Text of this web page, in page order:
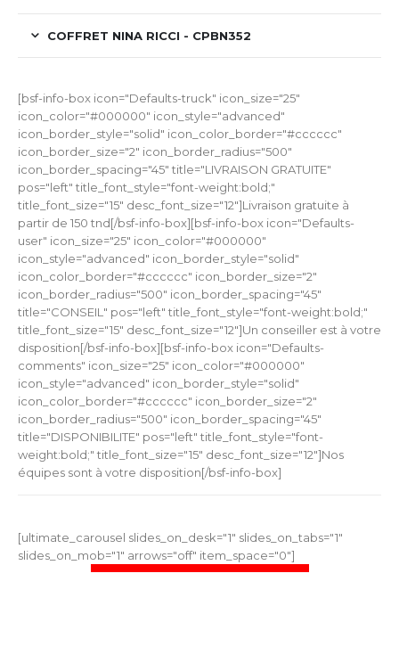
COFFRET NINA RICCI - CPBN352
[bsf-info-box icon="Defaults-truck" icon_size="25"
icon_color="#000000" icon_style="advanced"
icon_border_style="solid" icon_color_border="#cccccc"
icon_border_size="2" icon_border_radius="500"
icon_border_spacing="45" title="LIVRAISON GRATUITE"
pos="left" title_font_style="font-weight:bold;"
title_font_size="15" desc_font_size="12"]Livraison gratuite à
partir de 150 tnd[/bsf-info-box][bsf-info-box icon="Defaults-
user" icon_size="25" icon_color="#000000"
icon_style="advanced" icon_border_style="solid"
icon_color_border="#cccccc" icon_border_size="2"
icon_border_radius="500" icon_border_spacing="45"
title="CONSEIL" pos="left" title_font_style="font-weight:bold;"
title_font_size="15" desc_font_size="12"]Un conseiller est à votre
disposition[/bsf-info-box][bsf-info-box icon="Defaults-
comments" icon_size="25" icon_color="#000000"
icon_style="advanced" icon_border_style="solid"
icon_color_border="#cccccc" icon_border_size="2"
icon_border_radius="500" icon_border_spacing="45"
title="DISPONIBILITE" pos="left" title_font_style="font-
weight:bold;" title_font_size="15" desc_font_size="12"]Nos
équipes sont à votre disposition[/bsf-info-box]
[ultimate_carousel slides_on_desk="1" slides_on_tabs="1"
slides_on_mob="1" arrows="off" item_space="0"]